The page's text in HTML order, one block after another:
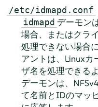
/etc/idmapd.conf
idmapd デーモン
場合、またはクラ
処理できない場合
アントは、Linuxカ
ザ名を処理できる
デーモンは、
て名前とIDのマッ